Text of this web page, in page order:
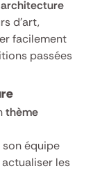
architecture
d’art,
facilement
passées
thème
son équipe
les